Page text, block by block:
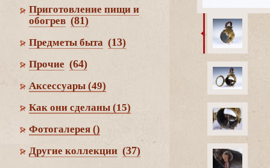
Приготовление пищи и
обогре (81)
Предметы быта (13)
Прочие (64)
Аксессуары (49)
Как они сделаны (15)
Фотогалерея ()
Другие коллекции (37)